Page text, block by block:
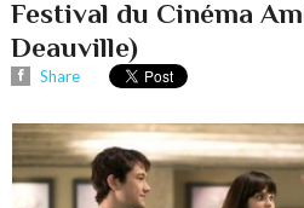
Festival du Cinéma
Deauville)
Share